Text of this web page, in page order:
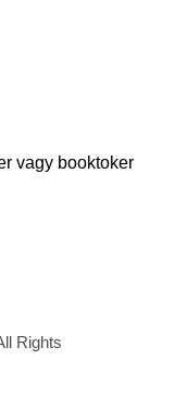
vagy booktoker
Rights